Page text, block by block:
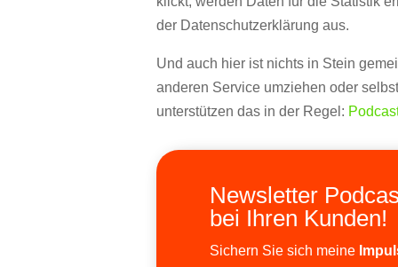
der Datenschutzerklärung aus.
Und auch hier ist nichts in Stein
anderen Service umziehen oder
unterstützen das in der Regel:
Newsletter
bei Ihren Kunden!
Sichern Sie sich meine